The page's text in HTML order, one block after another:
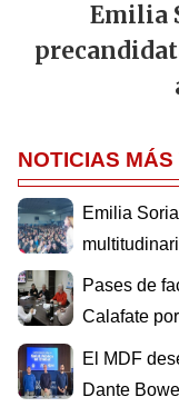
Emilia
NOTICIAS MÁS
Emilia
Pases de
Calafate
El MDF
Dante